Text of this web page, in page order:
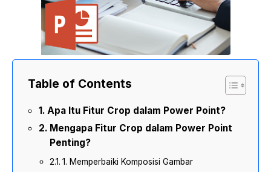
Table of Contents
Apa Itu Fitur Crop dalam Power Point?
Mengapa Fitur Crop dalam Power Point
Penting?
1. Memperbaiki Komposisi Gambar